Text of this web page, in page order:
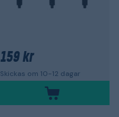
159 kr
Skickas om 10-12 dagar